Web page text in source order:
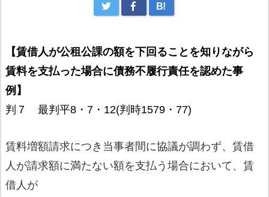
B!
【賃借人が公租公課の額を下回ることを知りながら
賃料を支払った場合に債務不履行責任を認めた事
例】
判７ 最判平8・7・12(判時1579・77)
賃料増額請求につき当事者間に協議が調わず、賃借
人が請求額に満たない額を支払う場合において、賃
借人が